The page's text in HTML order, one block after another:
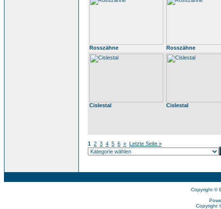
Rosszähne Rosszähne
Cislestal Cislestal
1 2 3 4 5 6 » Letzte Seite »
Copyright ©
Copyright